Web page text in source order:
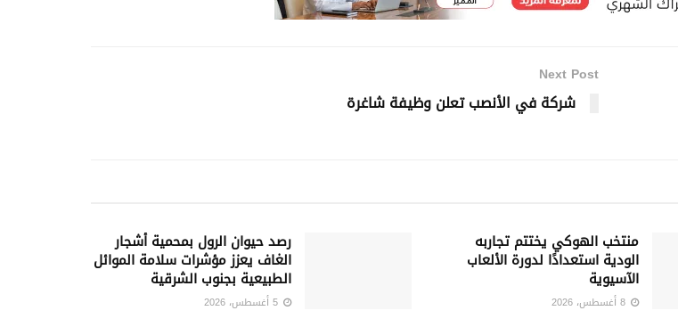
Next Post
شركة في الأنصب تعلن وظيفة شاغرة
منتخب الهوكي يختتم تجاربه
الودية استعدادًا لدورة الألعاب
الآسيوية
رصد حيوان الرول بمحمية أشجار
الغاف يعزز مؤشرات سلامة الموائل
الطبيعية بجنوب الشرقية